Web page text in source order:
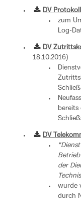
DV
zum
Log-
DV
18.10.2016)
DV
der
wurde
durch